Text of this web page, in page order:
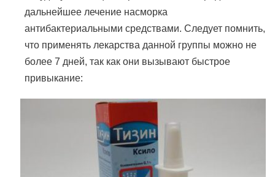
дальнейшее лечение насморка
антибактериальными средствами. Следует помнить,
что применять лекарства данной группы можно не
более 7 дней, так как они вызывают быстрое
привыкание: